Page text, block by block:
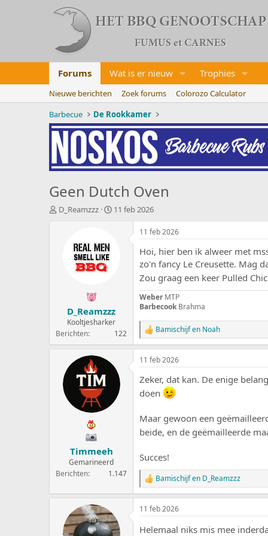
Forums Wat is er nieuw Trophies
Nieuwe berichten Zoek forums
Colorozo Calculator
Barbecue
De Rookkamer
Geen Dutch Oven
O
r
t
D_Reamzzz
S11 feb 2026
D_Reamzzz
Kooltjesharker
Berichten
122
11 feb 2026
Hoi, hier ben ik alweer met
zo'n fancy Le Creusette. Mag
Zou graag een keer Pulled
Weber MTP
Barbecook Brahma
W
a
a
r
e
r
i
g
e
n
Bamischijfen Noah
Timmeeh
Gemarineerd
Berichten
1.147
11 feb 2026
Zeker, dat kan. De enige
doen
Maar gewoon een
beide, en de geëmailleerde
Succes!
W
a
a
r
e
Bamischijfen D_Reamzzz
11 feb 2026
Helemaal niks mis mee